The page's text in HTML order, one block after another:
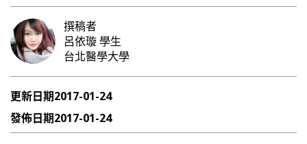
撰稿者
呂依璇學生
台北醫學大學
更新日期2017-01-24
發佈日期2017-01-24